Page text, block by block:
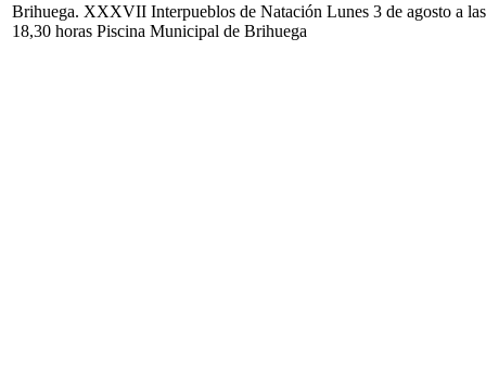
Brihuega. XXXVII Interpueblos de Natación Lunes 3 de agosto a las
18,30 horas Piscina Municipal de Brihuega